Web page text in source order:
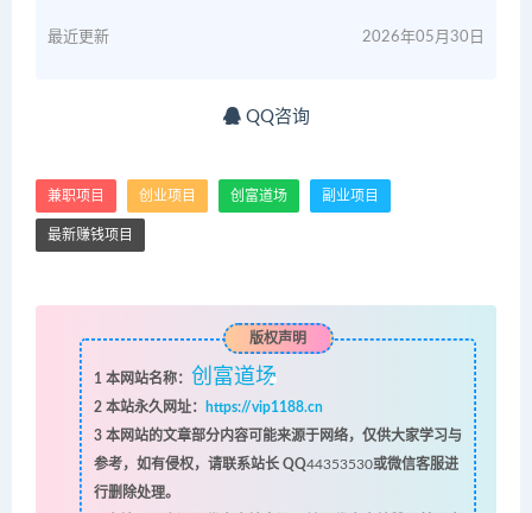
最近更新 2026年05月30日
QQ咨询
兼职项目 创业项目 创富道场 副业项目
最新赚钱项目
版权声明
1 本网站名称： 创富道场
2本站永久网址：
https://vip1188.cn
3本网站的文章部分内容可能来源于网络，仅供大家学习与
参考，如有侵权，请联系站长 QQ44353530或微信客服进
行删除处理。